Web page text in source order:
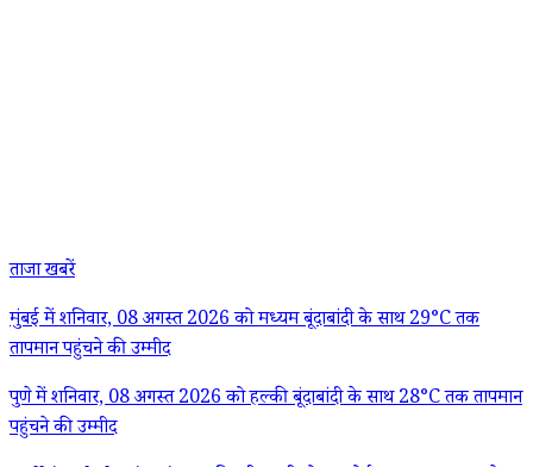
ताजा खबरें
मुंबई में शनिवार, 08 अगस्त 2026 को मध्यम बूंदाबांदी के साथ 29°C तक
तापमान पहुंचने की उम्मीद
पुणे में शनिवार, 08 अगस्त 2026 को हल्की बूंदाबांदी के साथ 28°C तक तापमान
पहुंचने की उम्मीद